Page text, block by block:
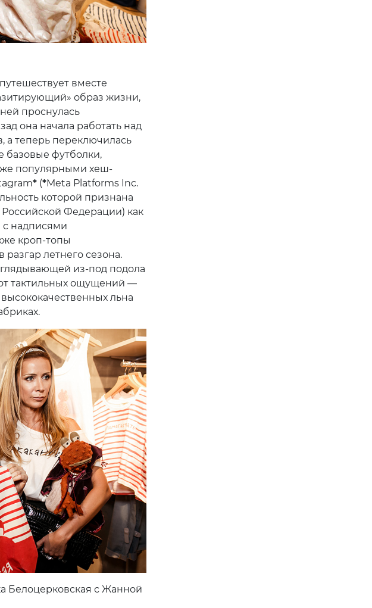
вместе
образ жизни,
проснулась
она начала работать над
а теперь переключилась
базовые футболки,
популярными хеш-
*(*Meta Platforms Inc.
которой признана
Федерации) как
надписями
кроп-топы
разгар летнего сезона.
из-под подола
тактильных ощущений —
льна
Белоцерковская с Жанной